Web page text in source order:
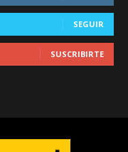
SEGUIR
SUSCRIBIRTE